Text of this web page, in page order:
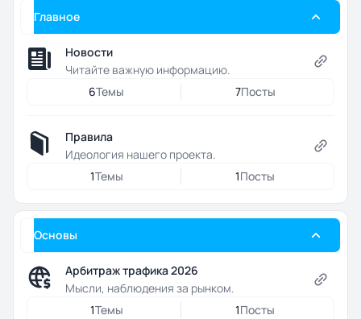
Главное
Новости
Читайте важную информацию.
6Темы 7Посты
Правила
Идеология нашего проекта.
1Темы 1Посты
Основы
Арбитраж трафика 2026
Мысли, наблюдения за рынком.
1Темы 1Посты